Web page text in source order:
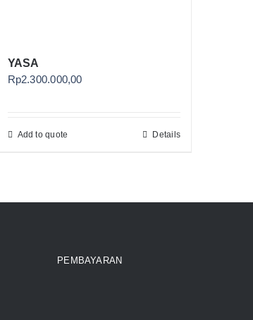
YASA
Rp2.300.000,00
Add to quote Details
PEMBAYARAN